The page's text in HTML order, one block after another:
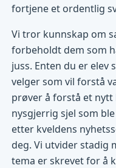
fortjene et ordentlig
Vi tror kunnskap om
forbeholdt dem som
juss. Enten du er elev
velger som vil forstå
prøver å forstå et
nysgjerrig sjel som
etter kveldens
deg. Vi utvider stadig
tema er skrevet for å